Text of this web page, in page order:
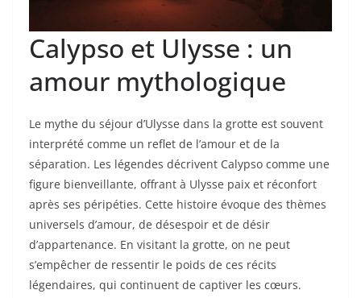
Calypso et Ulysse : un
amour mythologique
Le mythe du séjour d’Ulysse dans la grotte est souvent
interprété comme un reflet de l’amour et de la
séparation. Les légendes décrivent Calypso comme une
figure bienveillante, offrant à Ulysse paix et réconfort
après ses péripéties. Cette histoire évoque des thèmes
universels d’amour, de désespoir et de désir
d’appartenance. En visitant la grotte, on ne peut
s’empêcher de ressentir le poids de ces récits
légendaires, qui continuent de captiver les cœurs.